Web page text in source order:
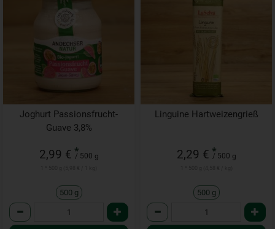
Joghurt Passionsfrucht-
Guave 3,8%
2,99 € *
/ 500 g
500 g
Anzahl
Linguine Hartweizengrieß
2,29 € *
/ 500 g
500 g
Anzahl